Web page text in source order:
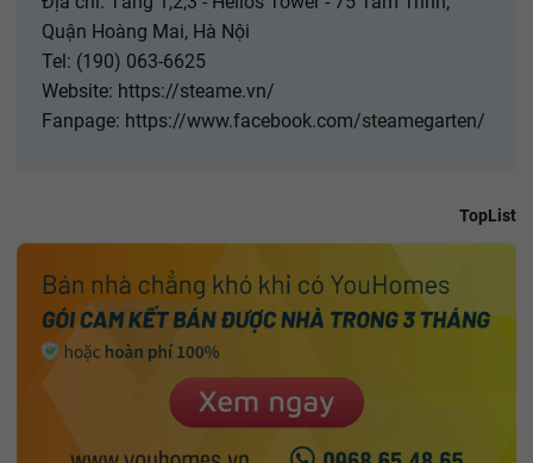
Quận Hoàng Mai, Hà Nội
Tel: (190) 063-6625
Website: https://steame.vn/
Fanpage: https://www.facebook.com/steamegarten/
TopList